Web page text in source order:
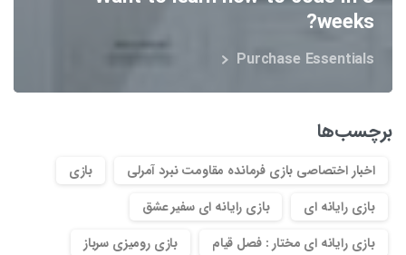
weeks?
Purchase Essentials
برچسب‌ها
اخبار اختصاصی بازی فرمانده مقاومت نبرد آمرلی
بازی
بازی رایانه ای
بازی رایانه ای سفیر عشق
بازی رایانه ای مختار : فصل قیام
بازی رومیزی سرباز